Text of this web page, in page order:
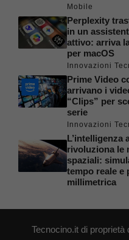
Mobile
Perplexity
in un
attivo: arriva
per macOS
Innovazioni
Prime Video
arrivano i
“Clips” per
serie
Innovazioni
L’intelligenza
rivoluziona le
spaziali:
tempo reale e
millimetrica
Tecnocino.it di